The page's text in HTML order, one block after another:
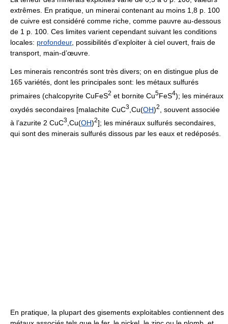
extrêmes. En pratique, un minerai contenant au moins 1,8 p. 100
de cuivre est considéré comme riche, comme pauvre au-dessous
de 1 p. 100. Ces limites varient cependant suivant les conditions
locales: profondeur, possibilités d’exploiter à ciel ouvert, frais de
transport, main-d’œuvre.
Les minerais rencontrés sont très divers; on en distingue plus de
165 variétés, dont les principales sont: les métaux sulfurés
primaires (chalcopyrite CuFeS2 et bornite Cu5FeS4); les minéraux
oxydés secondaires [malachite CuC3 ,Cu(OH)2
, souvent associée
à l’azurite 2 CuC3 ,Cu(OH)2]; les minéraux sulfurés secondaires,
qui sont des minerais sulfurés dissous par les eaux et redéposés.
En pratique, la plupart des gisements exploitables contiennent des